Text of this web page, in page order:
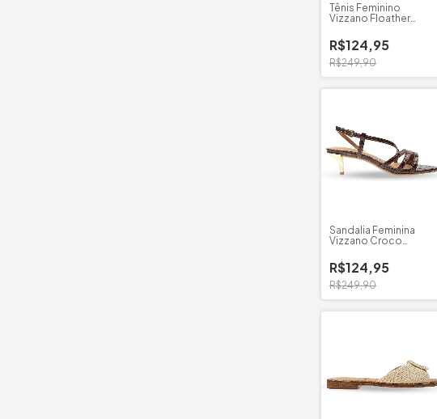
Tênis Feminino
Vizzano Floather
R$124,95
R$249,90
Sandalia Feminina
Vizzano Croco
R$124,95
R$249,90